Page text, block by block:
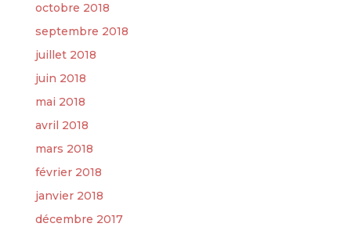
octobre 2018
septembre 2018
juillet 2018
juin 2018
mai 2018
avril 2018
mars 2018
février 2018
janvier 2018
décembre 2017